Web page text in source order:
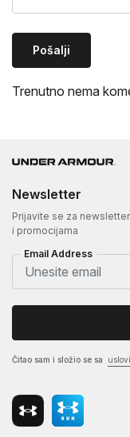
Pošalji
Trenutno nema
Newsletter
Prijavite se za
i promocijama
Email Address
Čitao sam i složio se sa